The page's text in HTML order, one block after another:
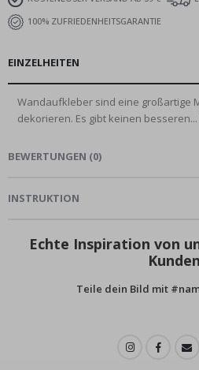
100% ZUFRIEDENHEITSGARANTIE
EINZELHEITEN
Wandaufkleber sind eine großartige
dekorieren. Es gibt keinen besseren...
BEWERTUNGEN (0)
INSTRUKTION
Echte Inspiration von
Teile dein Bild mit